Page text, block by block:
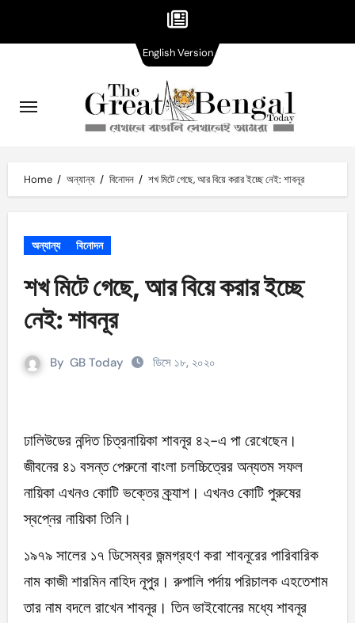
content
Home অন্যান্য বিনোদন শখ মিটে গেছে, আর বিয়ে করার ইচ্ছে নেই: শাবনূর
অন্যান্য বিনোদন
শখ মিটে গেছে, আর বিয়ে করার ইচ্ছে
নেই: শাবনূর
By GB Today ডিসে ১৮, ২০২০
ঢালিউডের নন্দিত চিত্রনায়িকা শাবনূর ৪২-এ পা রেখেছেন।
জীবনের ৪১ বসন্ত পেরুনো বাংলা চলচ্চিত্রের অন্যতম সফল
নায়িকা এখনও কোটি ভক্তের ক্র্যাশ। এখনও কোটি পুরুষের
স্বপ্নের নায়িকা তিনি।
১৯৭৯ সালের ১৭ ডিসেম্বর জন্মগ্রহণ করা শাবনূরের পারিবারিক
নাম কাজী শারমিন নাহিদ নূপুর। রুপালি পর্দায় পরিচালক এহতেশাম
তার নাম বদলে রাখেন শাবনূর। তিন ভাইবোনের মধ্যে শাবনূর
English VersionVersion